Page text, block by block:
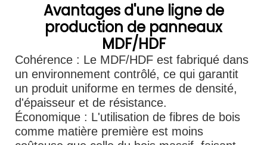
Avantages d'une ligne de
production de panneaux
MDF/HDF
Cohérence : Le MDF/HDF est fabriqué dans
un environnement contrôlé, ce qui garantit
un produit uniforme en termes de densité,
d'épaisseur et de résistance.
Économique : L'utilisation de fibres de bois
comme matière première est moins